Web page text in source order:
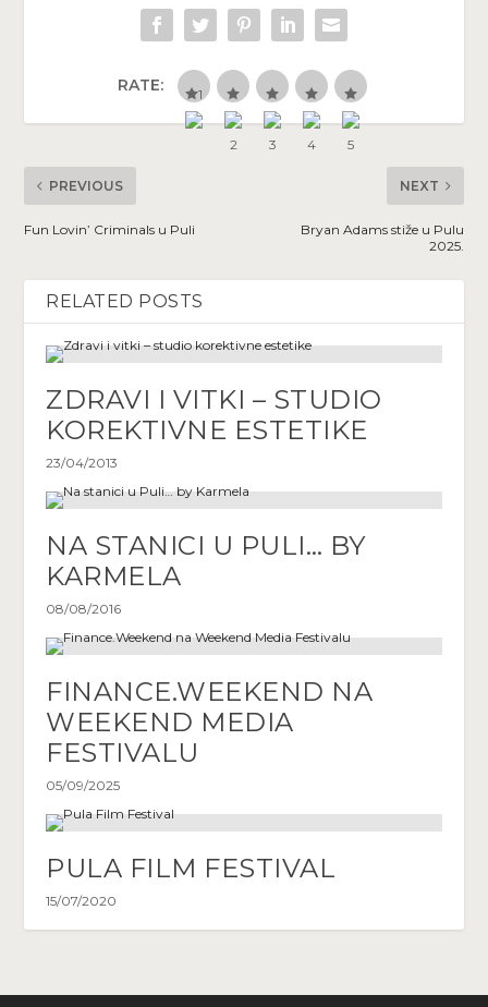
RATE:
PREVIOUS
Fun Lovin’ Criminals u Puli
NEXT
Bryan Adams stiže u Pulu
2025.
RELATED POSTS
ZDRAVI I VITKI – STUDIO
KOREKTIVNE ESTETIKE
23/04/2013
NA STANICI U PULI… BY
KARMELA
08/08/2016
FINANCE.WEEKEND NA
WEEKEND MEDIA
FESTIVALU
05/09/2025
PULA FILM FESTIVAL
15/07/2020